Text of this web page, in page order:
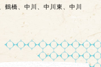
鶴橋、中川、中川東、中川